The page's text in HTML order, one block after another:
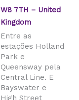
W8 7TH – United
Kingdom
Entre as
estações Holland
Park e
Queensway pela
Central Line. E
Bayswater e
High Street